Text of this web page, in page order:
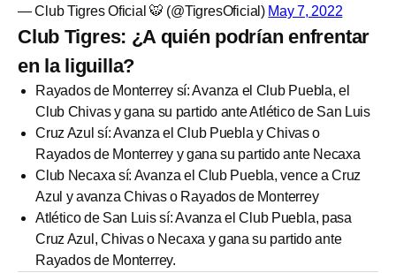
— Club Tigres Oficial 🐯 (@TigresOficial) May 7, 2022
Club Tigres: ¿A quién podrían enfrentar
en la liguilla?
Rayados de Monterrey sí: Avanza el Club Puebla, el
Club Chivas y gana su partido ante Atlético de San Luis
Cruz Azul sí: Avanza el Club Puebla y Chivas o
Rayados de Monterrey y gana su partido ante Necaxa
Club Necaxa sí: Avanza el Club Puebla, vence a Cruz
Azul y avanza Chivas o Rayados de Monterrey
Atlético de San Luis sí: Avanza el Club Puebla, pasa
Cruz Azul, Chivas o Necaxa y gana su partido ante
Rayados de Monterrey.